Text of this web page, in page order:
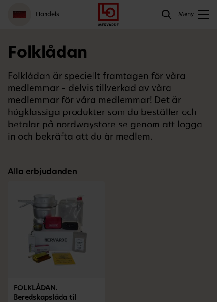
Gå
till
meny
Logga
in
Hoppa
till
innehåll
Handels Meny
Sök
Folklådan
Folklådan är speciellt framtagen för våra
medlemmar – delvis tillverkad av våra
medlemmar för våra medlemmar! Det är
högklassiga produkter som du beställer och
betalar på nordwaystore.se genom att logga
in och bekräfta att du är medlem.
Alla erbjudanden
FOLKLÅDAN.
Beredskapslåda till